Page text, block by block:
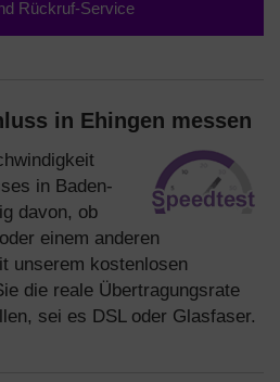
Rückruf-Service
in Ehingen messen
in Baden-
davon, ob
oder einem anderen
unserem kostenlosen
die reale Übertragungsrate
sei es DSL oder Glasfaser.